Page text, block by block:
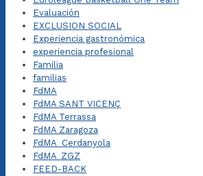
Evaluación
EXCLUSION SOCIAL
Experiencia gastronómica
experiencia profesional
Familia
familias
FdMA
FdMA SANT VICENÇ
FdMA Terrassa
FdMA Zaragoza
FdMA_Cerdanyola
FdMA_ZGZ
FEED-BACK